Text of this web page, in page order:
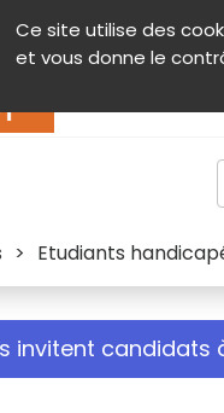
Ce site utilise des
et vous donne le
Aide et accessibilité
> Etudiants
invitent candidats